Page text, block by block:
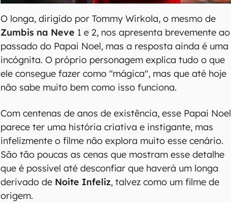
O longa, dirigido por Tommy Wirkola, o mesmo de
Zumbis na Neve 1 e 2, nos apresenta brevemente ao
passado do Papai Noel, mas a resposta ainda é uma
incógnita. O próprio personagem explica tudo o que
ele consegue fazer como "mágica", mas que até hoje
não sabe muito bem como isso funciona.
Com centenas de anos de existência, esse Papai Noel
parece ter uma história criativa e instigante, mas
infelizmente o filme não explora muito esse cenário.
São tão poucas as cenas que mostram esse detalhe
que é possível até desconfiar que haverá um longa
derivado de Noite Infeliz, talvez como um filme de
origem.